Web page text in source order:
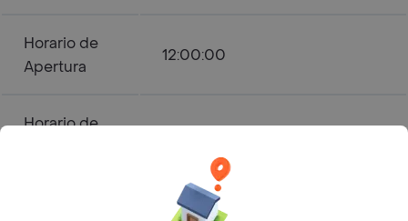
Horario de
Apertura
12:00:00
Horario de